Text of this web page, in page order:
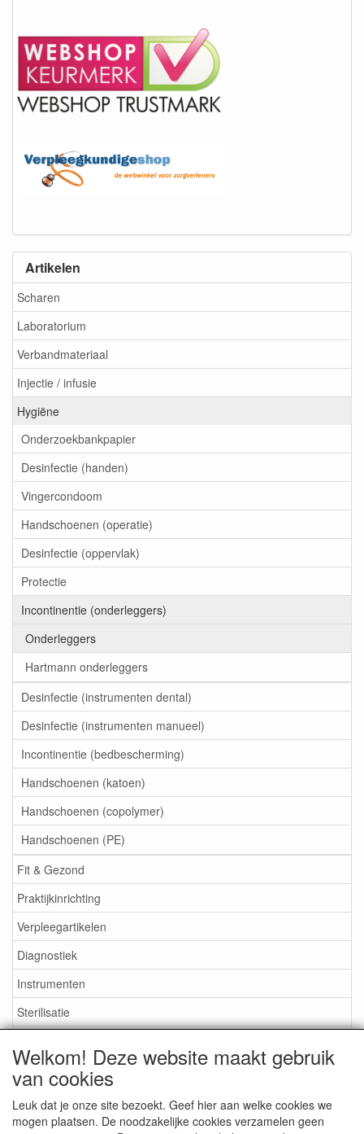
Artikelen
Scharen
Laboratorium
Verbandmateriaal
Injectie / infusie
Hygiëne
Onderzoekbankpapier
Desinfectie (handen)
Vingercondoom
Handschoenen (operatie)
Desinfectie (oppervlak)
Protectie
Incontinentie (onderleggers)
Onderleggers
Hartmann onderleggers
Desinfectie (instrumenten dental)
Desinfectie (instrumenten manueel)
Incontinentie (bedbescherming)
Handschoenen (katoen)
Handschoenen (copolymer)
Handschoenen (PE)
Fit & Gezond
Praktijkinrichting
Verpleegartikelen
Diagnostiek
Instrumenten
Sterilisatie
Aktieartikelen
Welkom! Deze website maakt gebruik
van cookies
Leuk dat je onze site bezoekt. Geef hier aan welke cookies we
mogen plaatsen. De noodzakelijke cookies verzamelen geen